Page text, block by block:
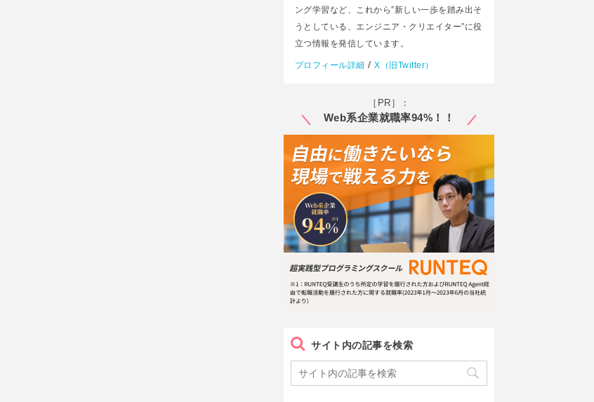
ング学習など、これから”新しい一歩を踏み出そ
うとしている、エンジニア・クリエイター”に役
立つ情報を発信しています。
プロフィール詳細 /X（旧Twitter）
［PR］：
Web系企業就職率94%！！
サイト内の記事を検索